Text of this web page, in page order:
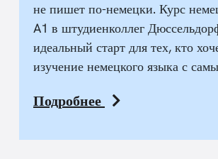
не пишет по-немецки. Курс
A1 в штудиенколлег
идеальный старт для тех, кто
изучение немецкого языка с
Подробнее